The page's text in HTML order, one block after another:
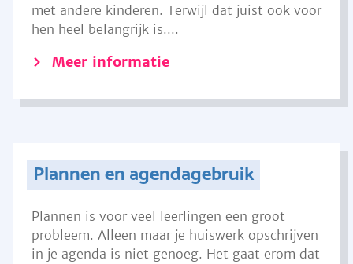
met andere kinderen. Terwijl dat juist ook voor
hen heel belangrijk is....
Meer informatie
Plannen en agendagebruik
Plannen is voor veel leerlingen een groot
probleem. Alleen maar je huiswerk opschrijven
in je agenda is niet genoeg. Het gaat erom dat